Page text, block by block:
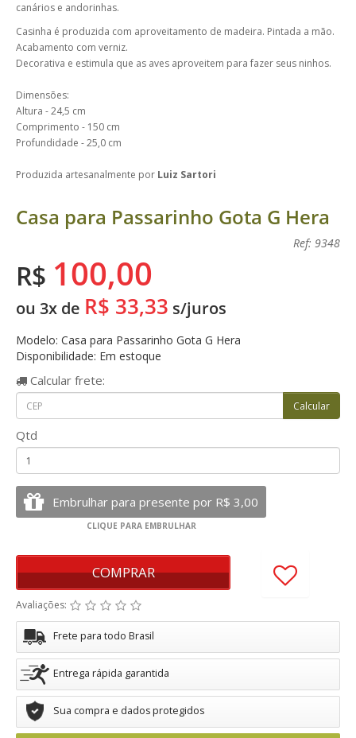
canários e andorinhas.
Casinha é produzida com aproveitamento de madeira. Pintada a mão.
Acabamento com verniz.
Decorativa e estimula que as aves aproveitem para fazer seus ninhos.
Dimensões:
Altura - 24,5 cm
Comprimento - 150 cm
Profundidade - 25,0 cm
Produzida artesanalmente por Luiz Sartori
Casa para Passarinho Gota G Hera
Ref: 9348
R$ 100,00
ou 3x de R$ 33,33 s/juros
Modelo: Casa para Passarinho Gota G Hera
Disponibilidade: Em estoque
Calcular frete:
Qtd
COMPRAR
Avaliações:
Frete para todo Brasil
Entrega rápida garantida
Sua compra e dados protegidos